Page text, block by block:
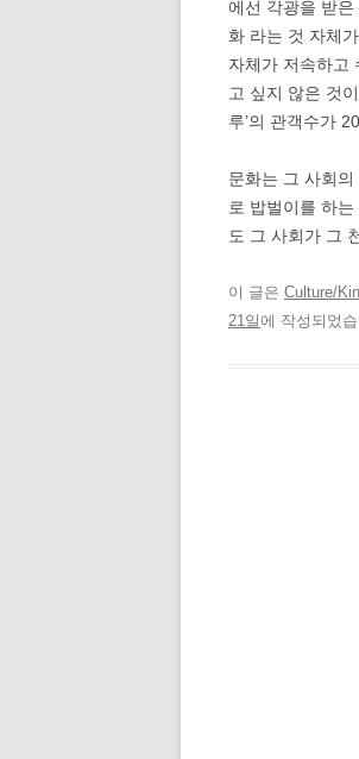
에선 각광을 받
화 라는 것 자체
자체가 저속하고
고 싶지 않은 것
루’의 관객수가
문화는 그 사회
로 밥벌이를 하
도 그 사회가 그
이 글은 Culture/
21일에 작성되었